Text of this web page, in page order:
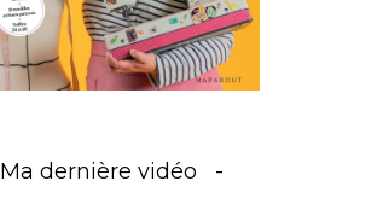
Ma dernière vidéo